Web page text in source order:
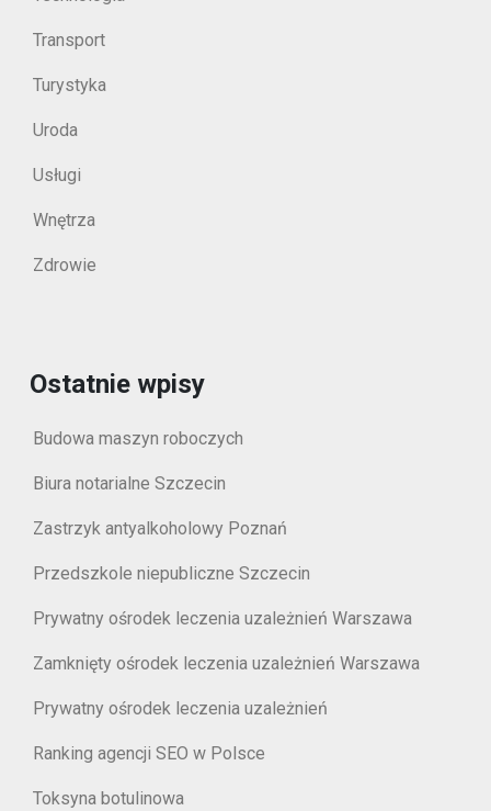
Transport
Turystyka
Uroda
Usługi
Wnętrza
Zdrowie
Ostatnie wpisy
Budowa maszyn roboczych
Biura notarialne Szczecin
Zastrzyk antyalkoholowy Poznań
Przedszkole niepubliczne Szczecin
Prywatny ośrodek leczenia uzależnień Warszawa
Zamknięty ośrodek leczenia uzależnień Warszawa
Prywatny ośrodek leczenia uzależnień
Ranking agencji SEO w Polsce
Toksyna botulinowa